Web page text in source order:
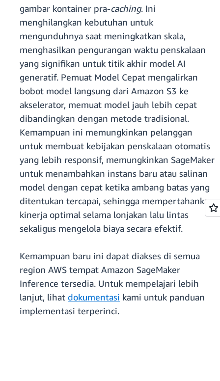
gambar kontainer pra-caching. Ini
menghilangkan kebutuhan untuk
mengunduhnya saat meningkatkan skala,
menghasilkan pengurangan waktu penskalaan
yang signifikan untuk titik akhir model AI
generatif. Pemuat Model Cepat mengalirkan
bobot model langsung dari Amazon S3 ke
akselerator, memuat model jauh lebih cepat
dibandingkan dengan metode tradisional.
Kemampuan ini memungkinkan pelanggan
untuk membuat kebijakan penskalaan otomatis
yang lebih responsif, memungkinkan SageMaker
untuk menambahkan instans baru atau salinan
model dengan cepat ketika ambang batas yang
ditentukan tercapai, sehingga mempertahankan
kinerja optimal selama lonjakan lalu lintas
sekaligus mengelola biaya secara efektif.
Kemampuan baru ini dapat diakses di semua
region AWS tempat Amazon SageMaker
Inference tersedia. Untuk mempelajari lebih
lanjut, lihat dokumentasi kami untuk panduan
implementasi terperinci.